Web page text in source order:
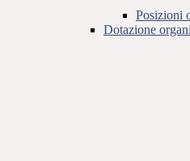
Posizioni
Dotazione